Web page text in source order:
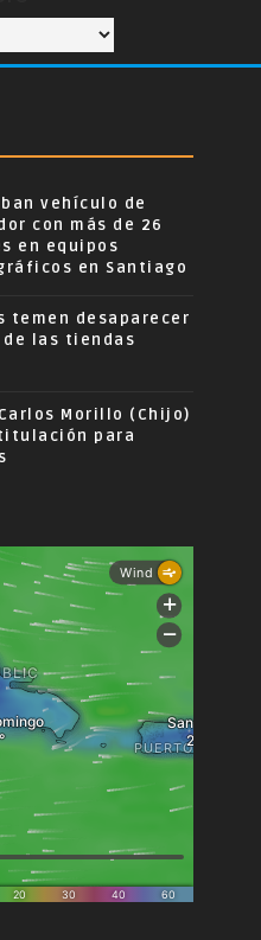
vehículo de
con más de 26
en equipos
en Santiago
temen desaparecer
de las tiendas
Morillo (Chijo)
para